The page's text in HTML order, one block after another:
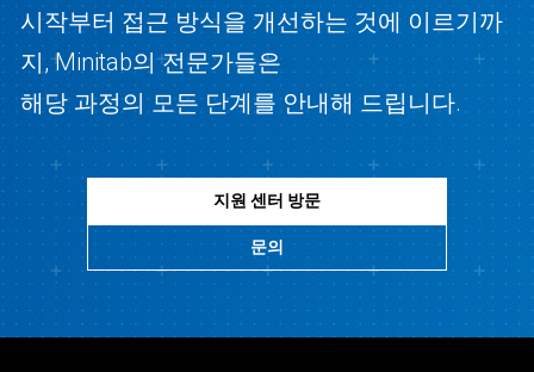
시작부터 접근 방식을 개선하는 것에 이르기까
지, Minitab의 전문가들은
해당 과정의 모든 단계를 안내해 드립니다.
지원 센터 방문
문의